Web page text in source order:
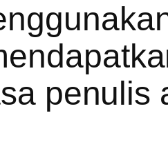
penulis